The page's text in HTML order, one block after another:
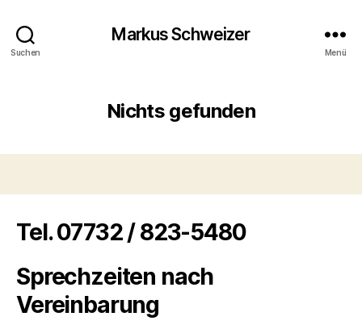
Suchen
Markus Schweizer
Menü
Nichts gefunden
Tel. 07732 / 823-5480
Sprechzeiten nach
Vereinbarung